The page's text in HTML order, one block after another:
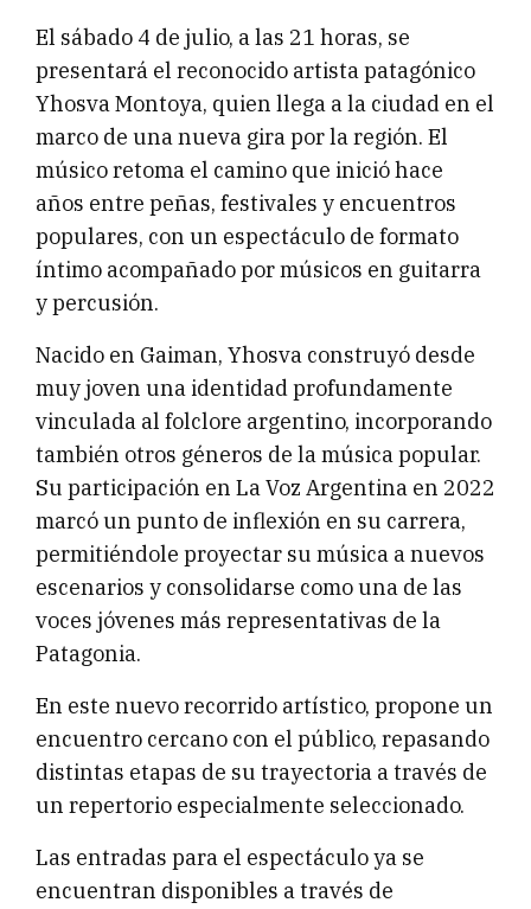
El sábado 4 de julio, a las 21 horas, se
presentará el reconocido artista patagónico
Yhosva Montoya, quien llega a la ciudad en el
marco de una nueva gira por la región. El
músico retoma el camino que inició hace
años entre peñas, festivales y encuentros
populares, con un espectáculo de formato
íntimo acompañado por músicos en guitarra
y percusión.
Nacido en Gaiman, Yhosva construyó desde
muy joven una identidad profundamente
vinculada al folclore argentino, incorporando
también otros géneros de la música popular.
Su participación en La Voz Argentina en 2022
marcó un punto de inflexión en su carrera,
permitiéndole proyectar su música a nuevos
escenarios y consolidarse como una de las
voces jóvenes más representativas de la
Patagonia.
En este nuevo recorrido artístico, propone un
encuentro cercano con el público, repasando
distintas etapas de su trayectoria a través de
un repertorio especialmente seleccionado.
Las entradas para el espectáculo ya se
encuentran disponibles a través de